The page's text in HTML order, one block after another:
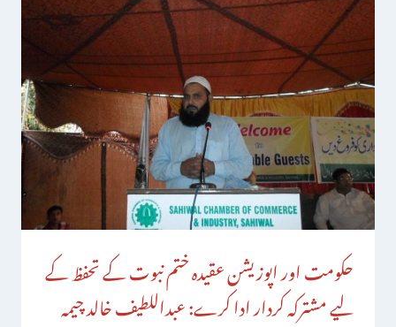
حکومت اور اپوزیشن عقیدہ ختم نبوت کے تحفظ کے
لیے مشترکہ کردار ادا کرے: عبداللطیف خالد چیمہ